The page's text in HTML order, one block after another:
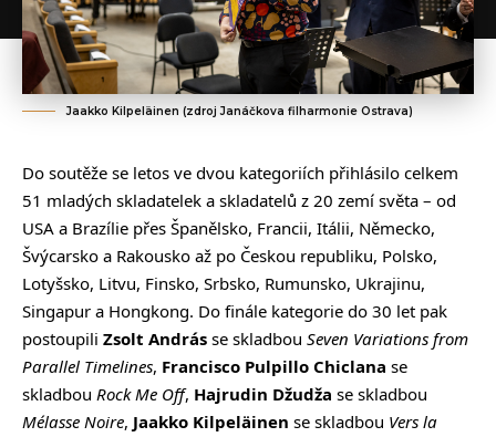
Jaakko Kilpeläinen (zdroj Janáčkova filharmonie Ostrava)
Do soutěže se letos ve dvou kategoriích přihlásilo celkem
51 mladých skladatelek a skladatelů z 20 zemí světa – od
USA a Brazílie přes Španělsko, Francii, Itálii, Německo,
Švýcarsko a Rakousko až po Českou republiku, Polsko,
Lotyšsko, Litvu, Finsko, Srbsko, Rumunsko, Ukrajinu,
Singapur a Hongkong. Do finále kategorie do 30 let pak
postoupili Zsolt András se skladbou Seven Variations from
Parallel Timelines, Francisco Pulpillo Chiclana se
skladbou Rock Me Off, Hajrudin Džudža se skladbou
Mélasse Noire, Jaakko Kilpeläinen se skladbou Vers la